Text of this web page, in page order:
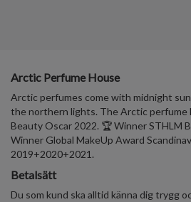
Arctic Perfume House
Arctic perfumes come with midnight
the northern lights. The Arctic perfume
Beauty Oscar 2022. 🏆 Winner STHLM
Winner Global MakeUp Award
2019+2020+2021.
Betalsätt
Du som kund ska alltid känna dig trygg